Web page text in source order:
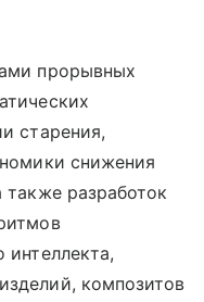
прорывных
старения,
снижения
также разработок
интеллекта,
композитов